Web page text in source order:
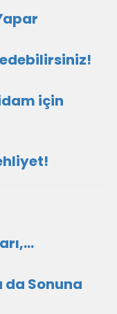
edebilirsiniz!
için
Sonuna